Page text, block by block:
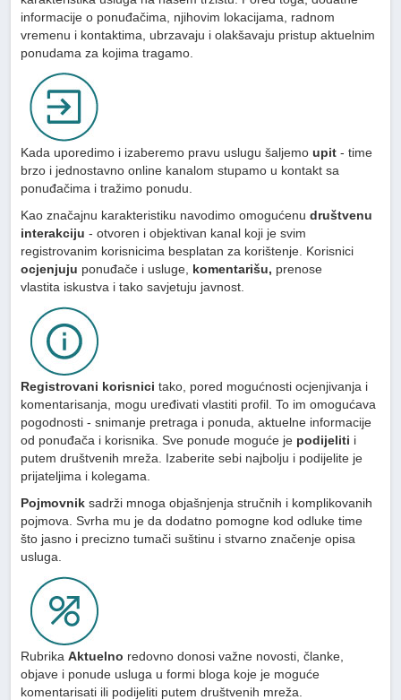
informacije o ponuđačima, njihovim lokacijama, radnom
vremenu i kontaktima, ubrzavaju i olakšavaju pristup aktuelnim
ponudama za kojima tragamo.
Kada uporedimo i izaberemo pravu uslugu šaljemoupit - time
brzo i jednostavno online kanalom stupamo u kontakt sa
ponuđačima i tražimo ponudu.
Kao značajnu karakteristiku navodimo omogućenudruštvenu
interakciju - otvoren i objektivan kanal koji je svim
registrovanim korisnicima besplatan za korištenje. Korisnici
ocjenjuju ponuđače i usluge, komentarišu, prenose
vlastita iskustva i tako savjetuju javnost.
Registrovani korisnici tako, pored mogućnosti ocjenjivanja i
komentarisanja, mogu uređivati vlastiti profil. To im omogućava
pogodnosti - snimanje pretraga i ponuda, aktuelne informacije
od ponuđača i korisnika. Sve ponude moguće je podijeliti i
putem društvenih mreža. Izaberite sebi najbolju i podijelite je
prijateljima i kolegama.
Pojmovnik sadrži mnoga objašnjenja stručnih i komplikovanih
pojmova. Svrha mu je da dodatno pomogne kod odluke time
što jasno i precizno tumači suštinu i stvarno značenje opisa
usluga.
RubrikaAktuelno redovno donosi važne novosti, članke,
objave i ponude usluga u formi bloga koje je moguće
komentarisati ili podijeliti putem društvenih mreža.